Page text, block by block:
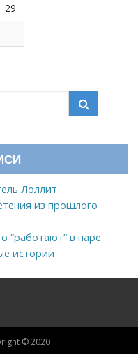
29
Лоллит
из прошлого
“работают” в паре
истории
© 2020